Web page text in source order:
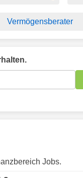
Vermögensberater
Jobs.